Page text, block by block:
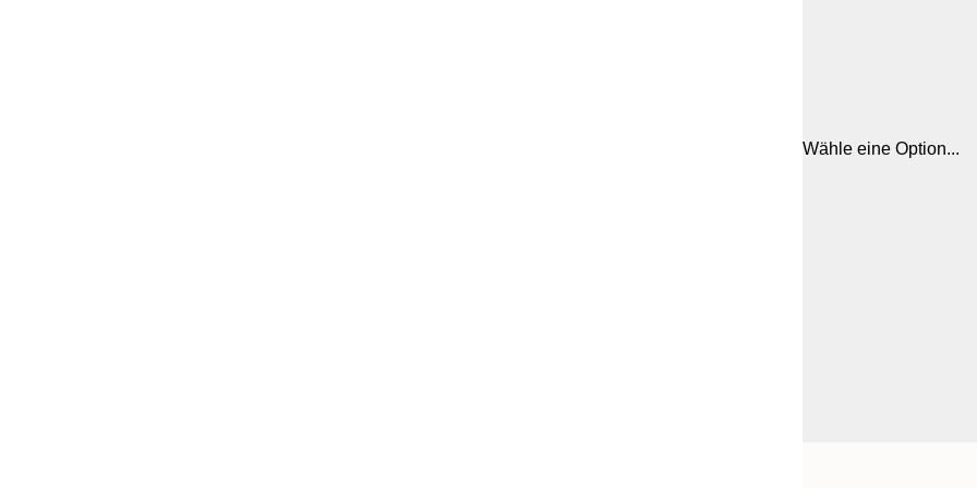
Wähle eine Option...